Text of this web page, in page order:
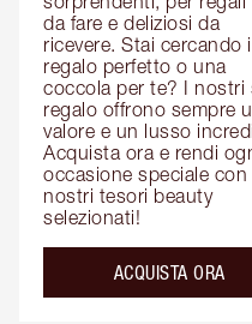
da fare e deliziosi da
ricevere. Stai cercando
regalo perfetto o una
coccola per te? I nostri
regalo offrono sempre
valore e un lusso
Acquista ora e rendi
occasione speciale con
nostri tesori beauty
selezionati!
ACQUISTA ORA